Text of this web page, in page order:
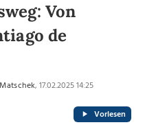
Von
de
, 17.02.2025 14:25
Vorlesen